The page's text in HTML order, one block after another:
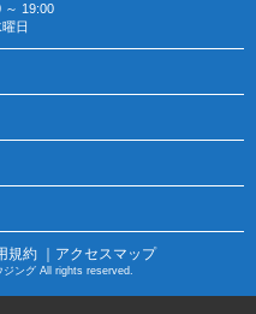
～ 19:00
日
規約 ｜アクセスマップ
ング All rights reserved.